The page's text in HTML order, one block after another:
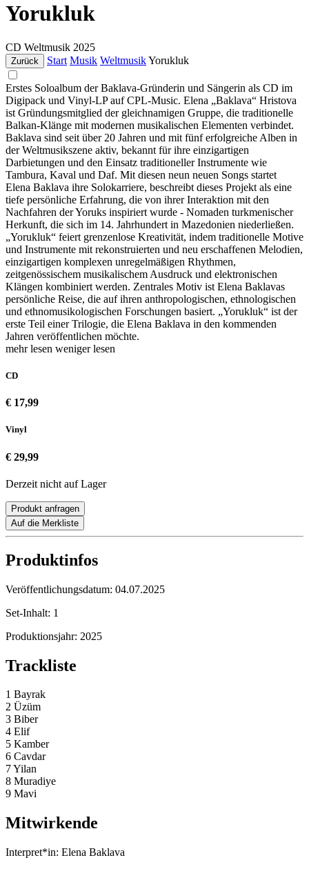
Yorukluk
CD Weltmusik 2025
Zurück Start Musik WeltmusikYorukluk
Erstes Soloalbum der Baklava-Gründerin und Sängerin als CD im
Digipack und Vinyl-LP auf CPL-Music. Elena „Baklava“ Hristova
ist Gründungsmitglied der gleichnamigen Gruppe, die traditionelle
Balkan-Klänge mit modernen musikalischen Elementen verbindet.
Baklava sind seit über 20 Jahren und mit fünf erfolgreiche Alben in
der Weltmusikszene aktiv, bekannt für ihre einzigartigen
Darbietungen und den Einsatz traditioneller Instrumente wie
Tambura, Kaval und Daf. Mit diesen neun neuen Songs startet
Elena Baklava ihre Solokarriere, beschreibt dieses Projekt als eine
tiefe persönliche Erfahrung, die von ihrer Interaktion mit den
Nachfahren der Yoruks inspiriert wurde - Nomaden turkmenischer
Herkunft, die sich im 14. Jahrhundert in Mazedonien niederließen.
„Yorukluk“ feiert grenzenlose Kreativität, indem traditionelle Motive
und Instrumente mit rekonstruierten und neu erschaffenen Melodien,
einzigartigen komplexen unregelmäßigen Rhythmen,
zeitgenössischem musikalischem Ausdruck und elektronischen
Klängen kombiniert werden. Zentrales Motiv ist Elena Baklavas
persönliche Reise, die auf ihren anthropologischen, ethnologischen
und ethnomusikologischen Forschungen basiert. „Yorukluk“ ist der
erste Teil einer Trilogie, die Elena Baklava in den kommenden
Jahren veröffentlichen möchte.
mehr lesen weniger lesen
CD
€ 17,99
Vinyl
€ 29,99
Derzeit nicht auf Lager
Produkt anfragen
Auf die Merkliste
Produktinfos
Veröffentlichungsdatum: 04.07.2025
Set-Inhalt: 1
Produktionsjahr: 2025
Trackliste
1 Bayrak
2 Üzüm
3 Biber
4 Elif
5 Kamber
6 Cavdar
7 Yilan
8 Muradiye
9 Mavi
Mitwirkende
Interpret*in: Elena Baklava